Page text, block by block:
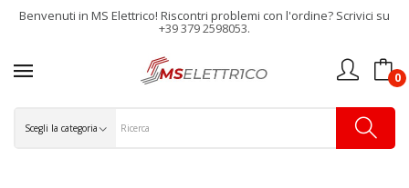
Benvenuti in MS Elettrico! Riscontri problemi con l'ordine? Scrivici su
+39 379 2598053.
0